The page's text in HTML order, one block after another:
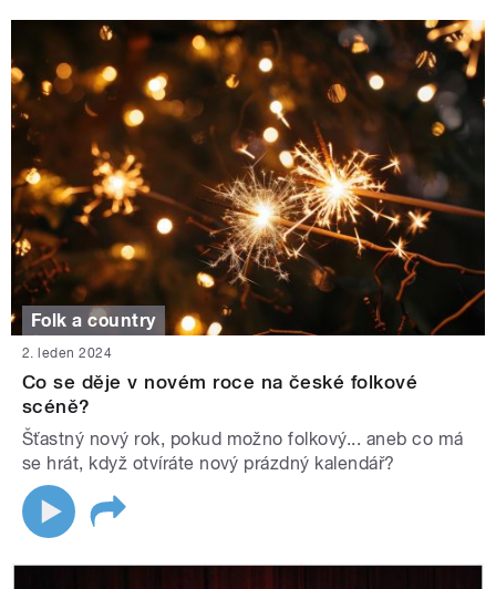
Folk a country
2. leden 2024
Co se děje v novém roce na české folkové
scéně?
Šťastný nový rok, pokud možno folkový... aneb co má
se hrát, když otvíráte nový prázdný kalendář?